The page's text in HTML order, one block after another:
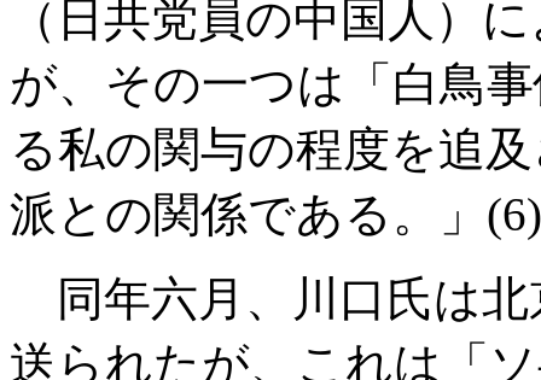
（日共党員の中国人）
が、その一つは「白鳥
る私の関与の程度を追
派との関係である。」 (6)
同年六月、川口氏は北
送られたが、これは「